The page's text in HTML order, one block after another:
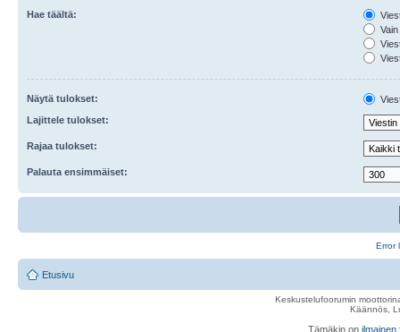
Hae täältä:
Näytä tulokset:
Lajittele tulokset:
Rajaa tulokset:
Palauta ensimmäiset:
Error
Etusivu
Keskustelufoorumin
Käännös,
Tämäkin on ilmainen